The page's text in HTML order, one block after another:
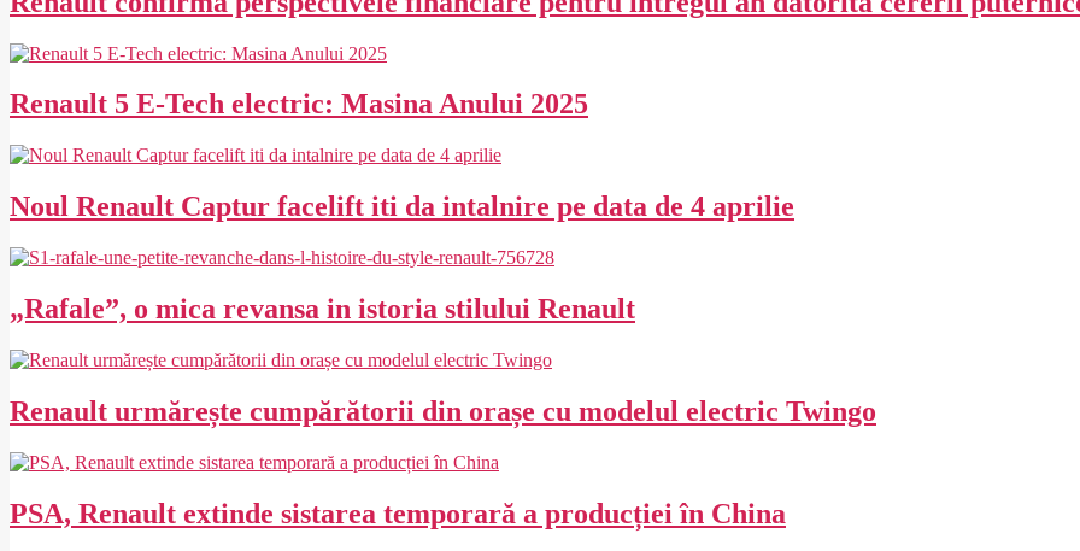
2025-
14
Renault 5 E-Tech electric: Masina Anului 2025
2025-
27
Noul Renault Captur facelift iti da intalnire pe data de 4 aprilie
2024-
27
„Rafale”, o mica revansa in istoria stilului Renault
2023-
27
Renault urmărește cumpărătorii din orașe cu modelul electric Twingo
2020-
27
PSA, Renault extinde sistarea temporară a producției în China